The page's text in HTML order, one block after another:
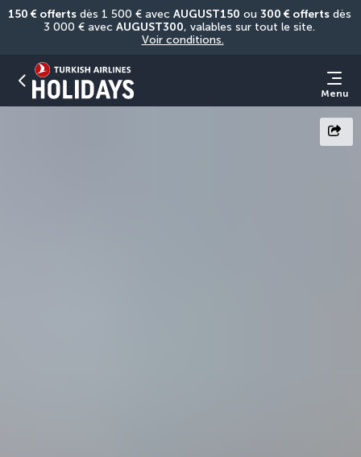
150 € offerts dès 1 500 € avec AUGUST150 ou 300 € offerts dès
3 000 € avec AUGUST300
Voir conditions.
Menu